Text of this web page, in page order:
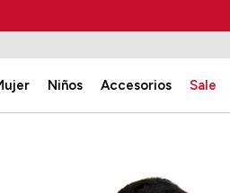
Niños Accesorios Sale